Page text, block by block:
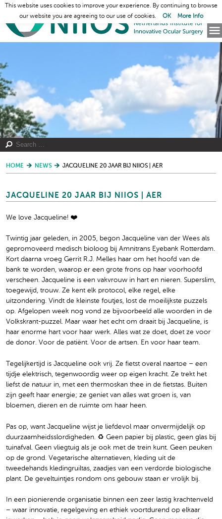
HOME NEWS JACQUELINE 20 JAAR BIJ NIIOS | AER
JACQUELINE 20 JAAR BIJ NIIOS | AER
We love Jacqueline! ❤️
Twintig jaar geleden, in 2005, begon Jacqueline van der Wees als
gepromoveerd medisch bioloog bij Amnitrans Eyebank Rotterdam.
Kort daarna vroeg Gerrit R.J. Melles haar om het hoofd van de
bank te worden, waarop er een grote frons op haar voorhoofd
verscheen. Jacqueline is een vakvrouw in hart en nieren. Superslim,
toegewijd, trouw. Ze kent elk protocol, elke regel, elke
uitzondering. Vindt de kleinste foutjes, lost de moeilijkste puzzels
op. Afgelopen week nog vond ze bijvoorbeeld alle woorden in de
Volkskrant-puzzel. Maar waar het echt om draait bij Jacqueline, is
haar enorme hart voor haar werk. Alles wat ze doet, doet ze voor
de donor. Voor de patiënt. Voor de artsen. En voor haar team.
Tegelijkertijd is Jacqueline ook vrij. Ze fietst overal naartoe – een
tijdje elektrisch, tegenwoordig weer op eigen kracht. Ze trekt het
liefst de natuur in, met een thermoskan thee in de fietstas. Buiten
zijn geeft haar energie; ze geniet van alles wat groen is, van
bloemen, dieren en de ruimte om haar heen.
Pas op, want Jacqueline wijst je liefdevol maar onvermijdelijk op
duurzaamheidsslordigheden. ♻️ Geen papier bij plastic, geen glas bij
tuinafval. Geen vliegtuig als je ook met de trein kunt. Geen peuken
op de grond. Vegetarische alternatieven, kleding uit de
tweedehands kledingruiltas, zaadjes van een verdorde biologische
plant. De geveltuintjes rondom ons gebouw staan er vrolijk bij.
In een pionierende organisatie binnen een zeer lastig krachtenveld
– waar innovatie, regelgeving en ethiek voortdurend op elkaar
This website uses cookies to improve your experience. By continuing to browse
our website you are agreeing to our use of cookies.
OK More Info